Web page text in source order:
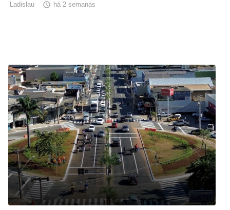
Ladislau  há 2 semanas